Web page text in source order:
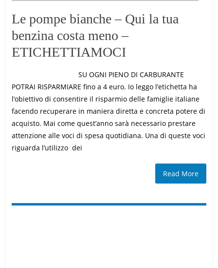
Le pompe bianche – Qui la tua
benzina costa meno –
ETICHETTIAMOCI
SU OGNI PIENO DI CARBURANTE
POTRAI RISPARMIARE fino a 4 euro. Io leggo l’etichetta ha
l’obiettivo di consentire il risparmio delle famiglie italiane
facendo recuperare in maniera diretta e concreta potere di
acquisto. Mai come quest’anno sarà necessario prestare
attenzione alle voci di spesa quotidiana. Una di queste voci
riguarda l’utilizzo dei
Read More